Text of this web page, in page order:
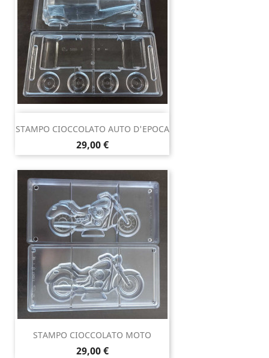
STAMPO CIOCCOLATO AUTO D'EPOCA
Prezzo
29,00 €
STAMPO CIOCCOLATO MOTO
Prezzo
29,00 €